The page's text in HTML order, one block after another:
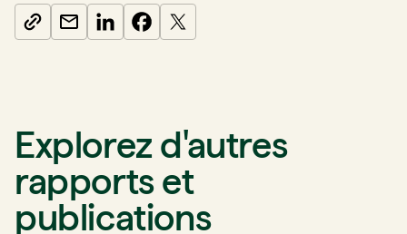
Explorez d'autres
rapports et
publications